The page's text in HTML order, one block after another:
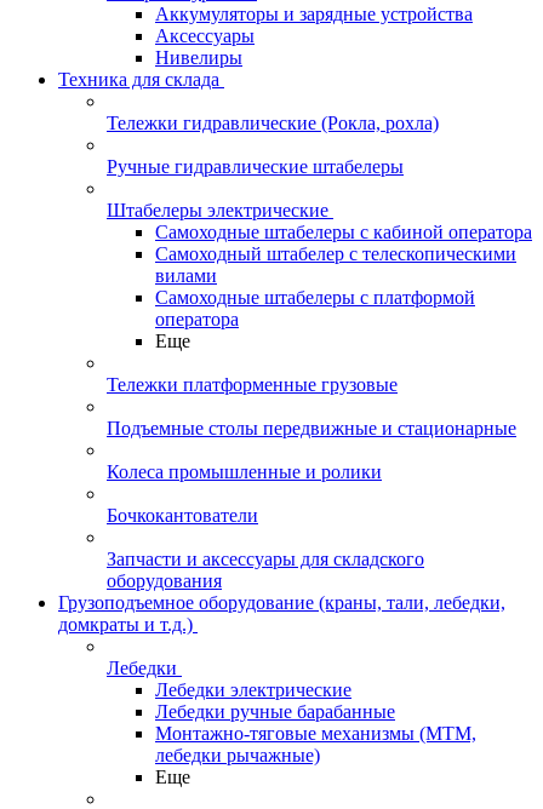
Аккумуляторы и зарядные устройства
Аксессуары
Нивелиры
Техника для склада
Тележки гидравлические (Рокла, рохла)
Ручные гидравлические штабелеры
Штабелеры электрические
Самоходные штабелеры с кабиной оператора
Самоходный штабелер с телескопическими
вилами
Самоходные штабелеры с платформой
оператора
Еще
Тележки платформенные грузовые
Подъемные столы передвижные и стационарные
Колеса промышленные и ролики
Бочкокантователи
Запчасти и аксессуары для складского
оборудования
Грузоподъемное оборудование (краны, тали, лебедки,
домкраты и т.д.)
Лебедки
Лебедки электрические
Лебедки ручные барабанные
Монтажно-тяговые механизмы (МТМ,
лебедки рычажные)
Еще